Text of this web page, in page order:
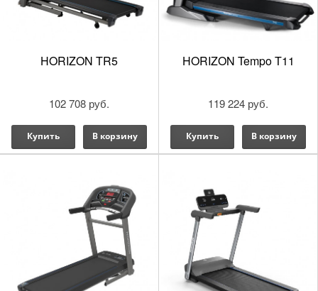
HORIZON TR5
102 708 руб.
Купить В корзину
HORIZON Tempo T11
119 224 руб.
Купить В корзину